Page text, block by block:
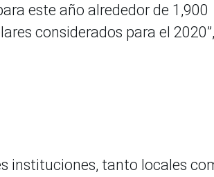
este año alrededor de 1,900
considerados para el 2020”,
instituciones, tanto locales